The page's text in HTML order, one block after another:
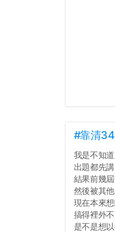
#靠清
我是不知
出題都先
結果前幾
然後被其
現在本來
搞得裡外
是不是想